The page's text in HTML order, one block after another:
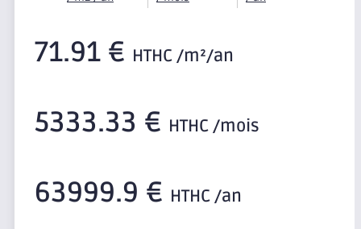
71.91 € HTHC /m²/an
5333.33 € HTHC /mois
63999.9 € HTHC /an